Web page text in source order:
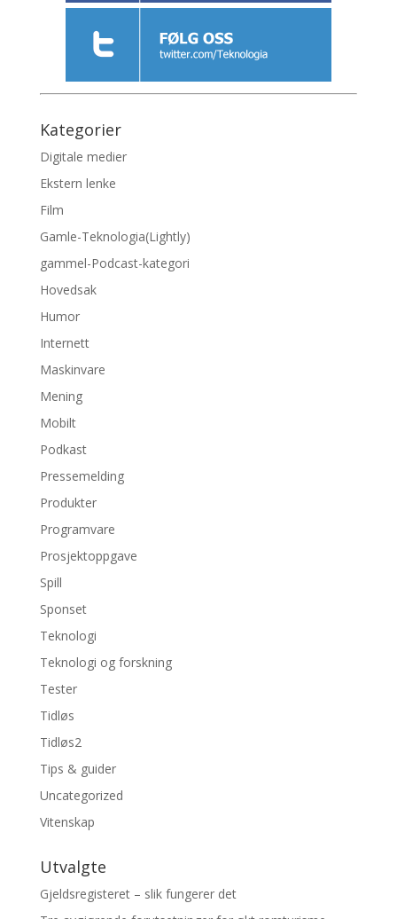
Kategorier
Digitale medier
Ekstern lenke
Film
Gamle-Teknologia(Lightly)
gammel-Podcast-kategori
Hovedsak
Humor
Internett
Maskinvare
Mening
Mobilt
Podkast
Pressemelding
Produkter
Programvare
Prosjektoppgave
Spill
Sponset
Teknologi
Teknologi og forskning
Tester
Tidløs
Tidløs2
Tips & guider
Uncategorized
Vitenskap
Utvalgte
Gjeldsregisteret – slik fungerer det